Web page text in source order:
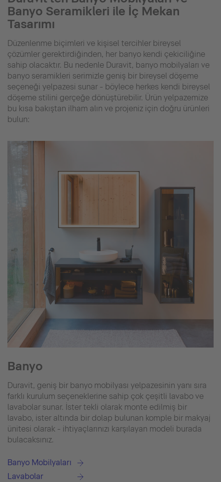
Banyo Seramikleri ile İç Mekan
Tasarımı
Düzenlenme biçimleri ve kişisel tercihler bireysel
çözümler gerektirdiğinden, her banyo kendi çekiciliğine
sahip olacaktır. Bu nedenle Duravit, banyo mobilyaları ve
banyo seramikleri serimizle geniş bir bireysel döşeme
seçeneği yelpazesi sunar - böylece herkes kendi bireysel
döşeme stilini gerçeğe dönüştürebilir. Ürün yelpazemize
bu kısa bakıştan ilham alın ve projeniz için doğru ürünleri
bulun:
Banyo
Duravit, geniş bir banyo mobilyası yelpazesinin yanı sıra
farklı kurulum seçeneklerine sahip çok çeşitli lavabo ve
lavabolar sunar. İster tekli olarak monte edilmiş bir
lavabo, ister altında bir dolap bulunan komple bir makyaj
ünitesi olarak - ihtiyaçlarınızı karşılayan modeli burada
bulacaksınız.
Banyo Mobilyaları
Lavabolar